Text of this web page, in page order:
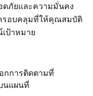
ดภัยและความมั่นคง
รอบคลุมที่ให้คุณสมบัติ
ป้าหมาย
กการติดตามที่
นแผนที่